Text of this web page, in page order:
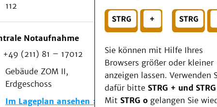
Wählen Sie ein Thema für Ihren
112
Notaufnahme
+49 (211) 81 – 17012
Gebäude ZOM II,
Erdgeschoss
Im Lageplan ansehen
Sie können mit Hilfe Ihres
Browsers größer oder kleiner
anzeigen lassen. Verwenden
dafür bitte STRG + und
Mit STRG o gelangen Sie
Als Patient am UKD
Beratung und Unterstützung
Veranstaltungen
Kommunikation im Medizinwesen (KIM)
Notfall
Forschung & Lehre
Medizinische Fakultät